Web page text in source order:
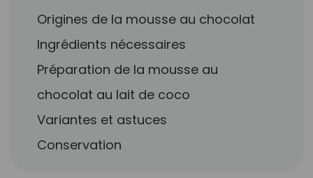
Origines de la mousse au chocolat
Ingrédients nécessaires
Préparation de la mousse au
chocolat au lait de coco
Variantes et astuces
Conservation